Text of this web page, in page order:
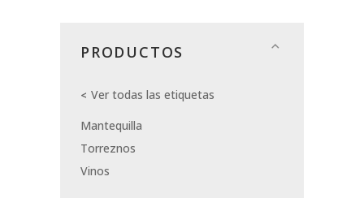
PRODUCTOS
Ver todas las etiquetas
Mantequilla
Torreznos
Vinos